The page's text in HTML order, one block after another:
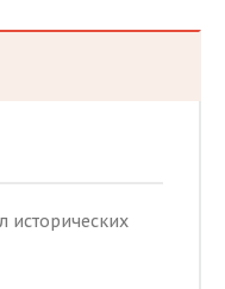
исторических